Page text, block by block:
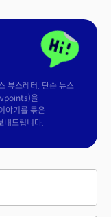
뷰스레터. 단순 뉴스
을
야기를 묶은
내드립니다.